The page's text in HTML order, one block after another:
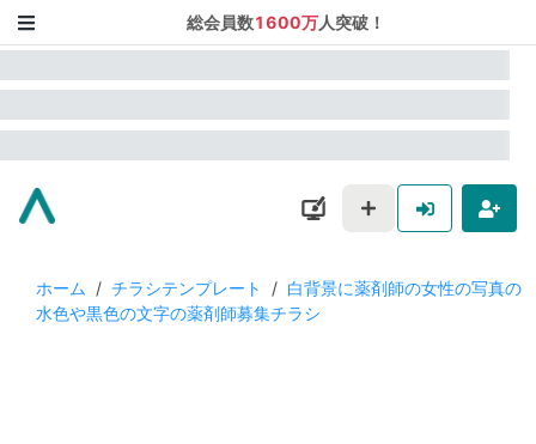
総会員数1600万人突破！
ホーム / チラシテンプレート / 白背景に薬剤師の女性の写真の
水色や黒色の文字の薬剤師募集チラシ